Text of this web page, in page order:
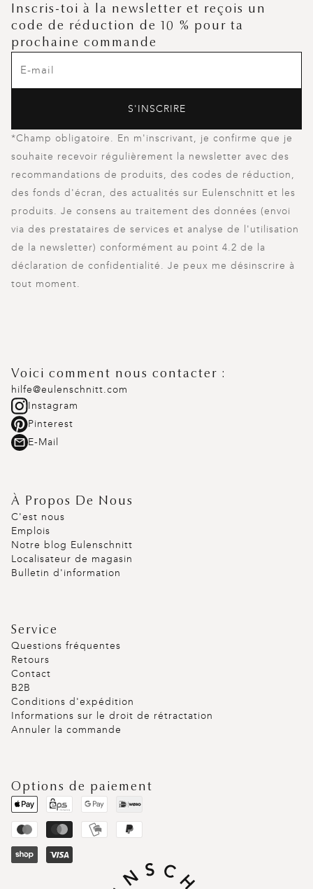
Inscris-toi à la newsletter et reçois un
code de réduction de 10 % pour ta
prochaine commande
S'INSCRIRE
*Champ obligatoire. En m'inscrivant, je confirme que je
souhaite recevoir régulièrement la newsletter avec des
recommandations de produits, des codes de réduction,
des fonds d'écran, des actualités sur Eulenschnitt et les
produits. Je consens au traitement des données (envoi
via des prestataires de services et analyse de l'utilisation
de la newsletter) conformément au point 4.2 de la
déclaration de confidentialité. Je peux me désinscrire à
tout moment.
Voici comment nous contacter :
hilfe@eulenschnitt.com
Instagram
Pinterest
E-Mail
À Propos De Nous
C'est nous
Emplois
Notre blog Eulenschnitt
Localisateur de magasin
Bulletin d'information
Service
Questions fréquentes
Retours
Contact
B2B
Conditions d'expédition
Informations sur le droit de rétractation
Annuler la commande
Options de paiement